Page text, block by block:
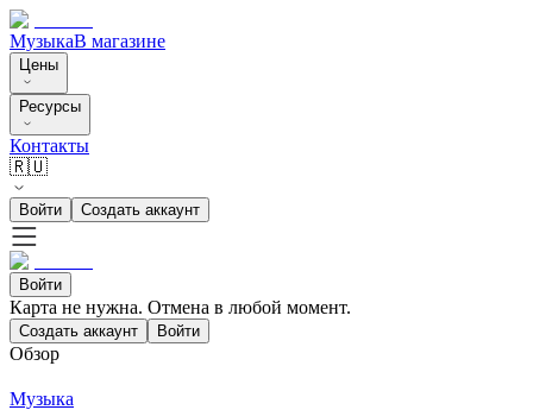
МузыкаВ магазине
Цены
Ресурсы
Контакты
🇷🇺
Войти Создать аккаунт
Войти
Карта не нужна. Отмена в любой момент.
Создать аккаунт Войти
Обзор
Музыка